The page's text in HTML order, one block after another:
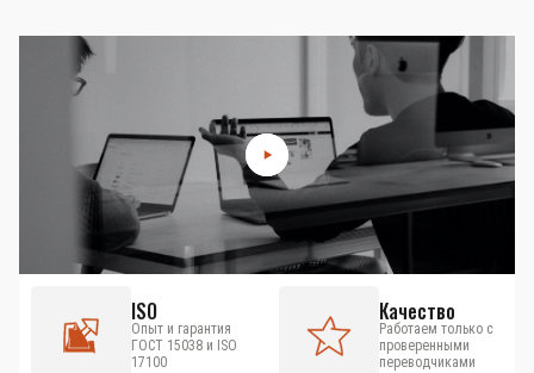
ISO
Опыт и гарантия
ГОСТ 15038 и ISO
17100
Качество
Работаем только с
проверенными
переводчиками